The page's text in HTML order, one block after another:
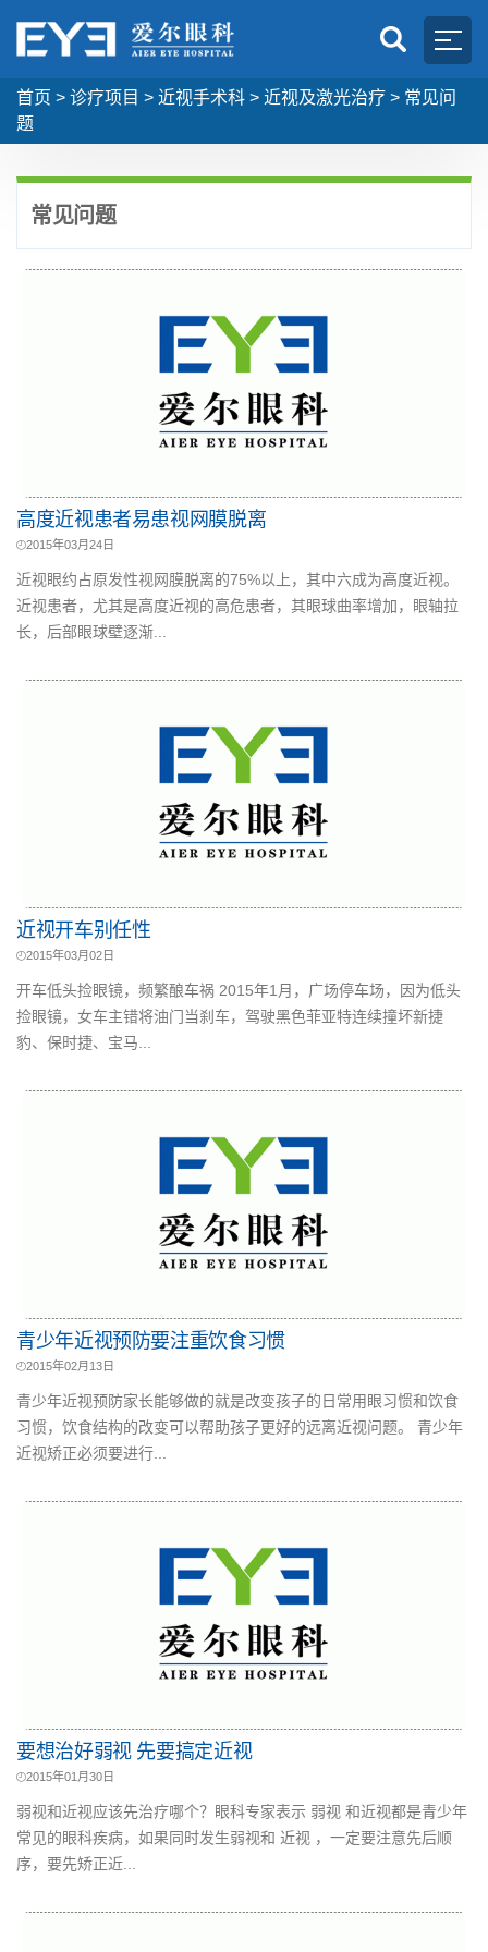
首页 > 诊疗项目 > 近视手术科 > 近视及激光治疗 > 常见问
题
常见问题
高度近视患者易患视网膜脱离
2015年03月24日
近视眼约占原发性视网膜脱离的75%以上，其中六成为高度近视。
近视患者，尤其是高度近视的高危患者，其眼球曲率增加，眼轴拉
长，后部眼球壁逐渐...
近视开车别任性
2015年03月02日
开车低头捡眼镜，频繁酿车祸 2015年1月，广场停车场，因为低头
捡眼镜，女车主错将油门当刹车，驾驶黑色菲亚特连续撞坏新捷
豹、保时捷、宝马...
青少年近视预防要注重饮食习惯
2015年02月13日
青少年近视预防家长能够做的就是改变孩子的日常用眼习惯和饮食
习惯，饮食结构的改变可以帮助孩子更好的远离近视问题。 青少年
近视矫正必须要进行...
要想治好弱视 先要搞定近视
2015年01月30日
弱视和近视应该先治疗哪个？眼科专家表示 弱视 和近视都是青少年
常见的眼科疾病，如果同时发生弱视和 近视 ，一定要注意先后顺
序，要先矫正近...